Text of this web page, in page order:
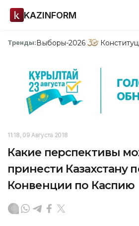
KAZINFORM
Тренды:Выборы-2026
11:18, 09 Августа 2018
Какие перспективы
принести Казахстану
Конвенции по Каспию